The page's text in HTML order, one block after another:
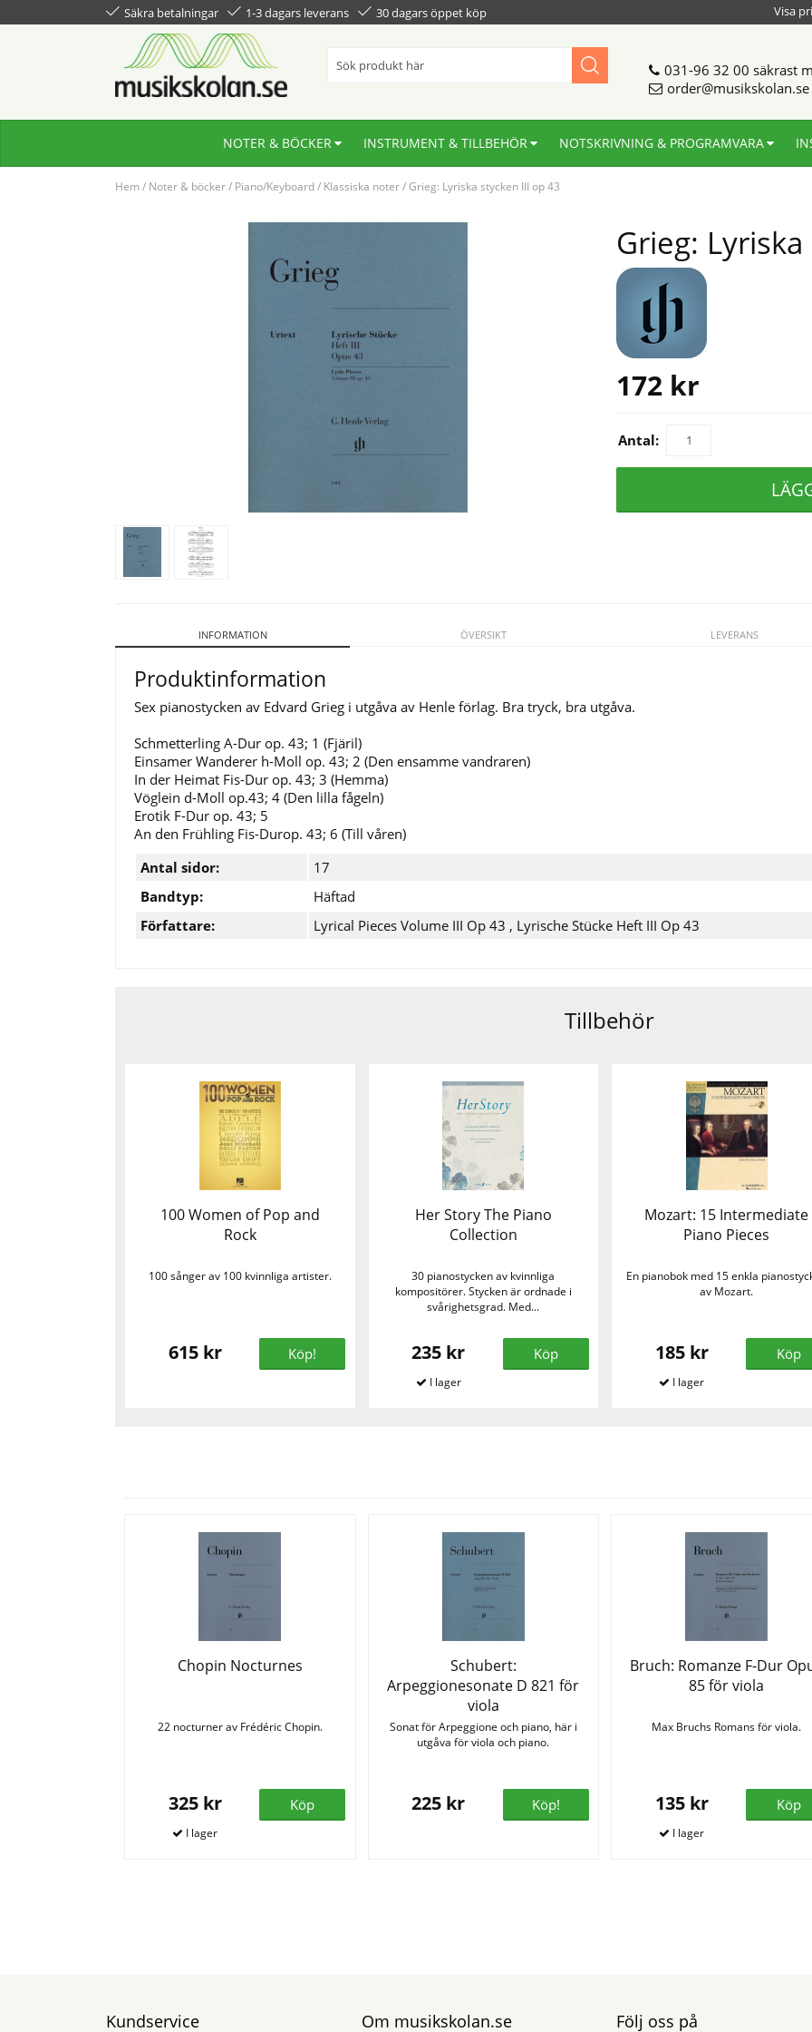
Säkra betalningar 1-3 dagars leverans 30 dagars öppet köp Visa
031-96 32 00 säkrast
order@musikskolan.se
NOTER & BÖCKER INSTRUMENT & TILLBEHÖR NOTSKRIVNING & PROGRAMVARA
Hem / Noter & böcker/ Piano/Keyboard/ Klassiska noter/Grieg: Lyriska stycken III op 43
Grieg:
172 kr
Antal:
INFORMATION ÖVERSIKT LEVERANS
Produktinformation
Sex pianostycken av Edvard Grieg i utgåva av Henle förlag. Bra tryck, bra utgåva.
Schmetterling A-Dur op. 43; 1 (Fjäril)
Einsamer Wanderer h-Moll op. 43; 2 (Den ensamme vandraren)
In der Heimat Fis-Dur op. 43; 3 (Hemma)
Vöglein d-Moll op.43; 4 (Den lilla fågeln)
Erotik F-Dur op. 43; 5
An den Frühling Fis-Durop. 43; 6 (Till våren)
Antal sidor:
17
Bandtyp:
Häftad
Författare:
Lyrical Pieces Volume III Op 43 , Lyrische Stücke Heft III Op 43
Tillbehör
100 Women of Pop and
Rock
100 sånger av 100 kvinnliga artister.
615 kr Köp!
Her Story The Piano
Collection
30 pianostycken av kvinnliga
kompositörer. Stycken är ordnade i
svårighetsgrad. Med...
235 kr Köp
Mozart: 15 Intermediate
Piano Pieces
En pianobok med 15 enkla
av Mozart.
185 kr Köp
Chopin Nocturnes
22 nocturner av Frédéric Chopin.
325 kr Köp
Schubert:
Arpeggionesonate D 821 för
viola
Sonat för Arpeggione och piano, här i
utgåva för viola och piano.
225 kr Köp!
Bruch: Romanze F-Dur
85 för viola
Max Bruchs Romans för viola.
135 kr Köp
Kundservice Om musikskolan.se Följ oss på